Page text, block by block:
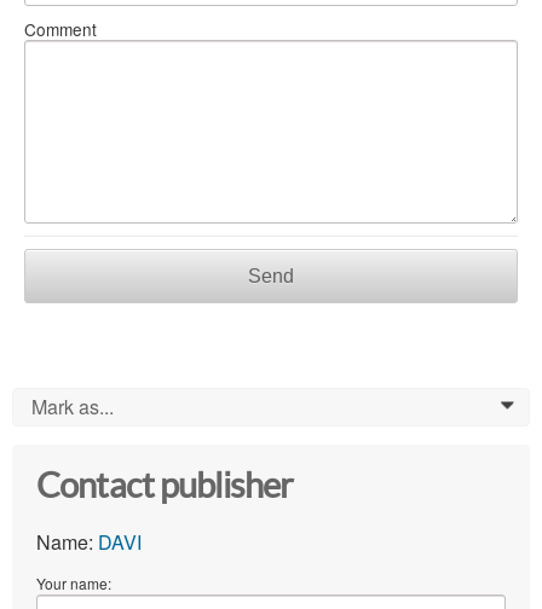
Comment
Send
Mark as... 0
Contact publisher
Name: DAVI
Your name: